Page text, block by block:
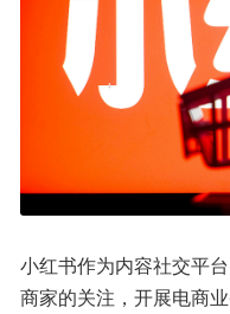
小红书作为内容社交平
商家的关注，开展电商